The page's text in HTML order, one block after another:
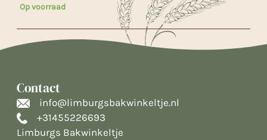
Op voorraad
Contact
info@limburgsbakwinkeltje.nl
+31455226693
Limburgs Bakwinkeltje